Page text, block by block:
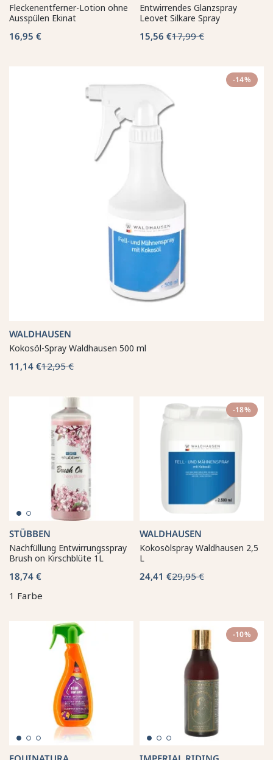
Fleckenentferner-Lotion ohne
Ausspülen Ekinat
16,95 €
Entwirrendes Glanzspray
Leovet Silkare Spray
15,56 €17,99 €
-14%
WALDHAUSEN
Kokosöl-Spray Waldhausen 500 ml
11,14 €12,95 €
STÜBBEN
Nachfüllung Entwirrungsspray
Brush on Kirschblüte 1L
18,74 €
1 Farbe
-18%
WALDHAUSEN
Kokosölspray Waldhausen 2,5
L
24,41 €29,95 €
-10%